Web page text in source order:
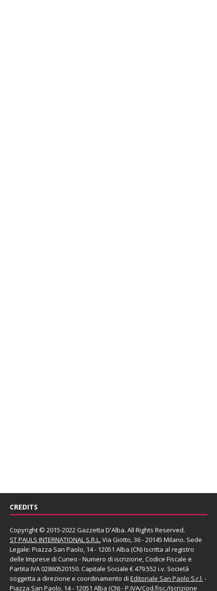
CREDITS
Copyright © 2015-2022 Gazzetta D'Alba. All Rights Reserved.
ST PAULS INTERNATIONAL S.R.L. Via Giotto, 36 - 20145 Milano. Sede
Legale: Piazza San Paolo, 14 - 12051 Alba (CN) Iscritta al registro
delle Imprese di Cuneo - Numero di iscrizione, Codice Fiscale e
Partita IVA 02860520150. Capitale Sociale € 479.552 i.v. Società
soggetta a direzione e coordinamento di Editoriale San Paolo S.r.l. -
Piazza San Paolo, 14 - 12051 Alba (CN) - P.IVA/Cod.fisc./Iscrizione